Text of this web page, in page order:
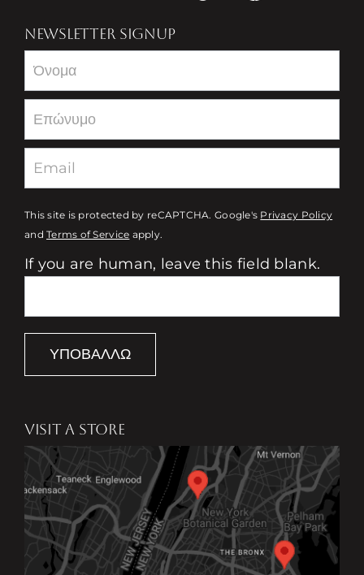
NEWSLETTER SIGNUP
Newsletter
This site is protected by reCAPTCHA. Google's Privacy Policy
andTerms of Service apply.
If you are human, leave this field blank.
ΥΠΟΒΆΛΛΩ
VISIT A STORE